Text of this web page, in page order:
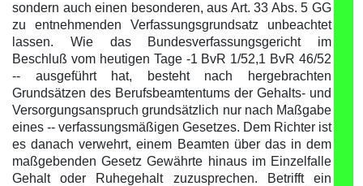
sondern auch einen besonderen, aus Art. 33 Abs. 5 GG
zu entnehmenden Verfassungsgrundsatz unbeachtet
lassen. Wie das Bundesverfassungsgericht im
Beschluß vom heutigen Tage -1 BvR 1/52,1 BvR 46/52
-- ausgeführt hat, besteht nach hergebrachten
Grundsätzen des Berufsbeamtentums der Gehalts- und
Versorgungsanspruch grundsätzlich nur nach Maßgabe
eines -- verfassungsmäßigen Gesetzes. Dem Richter ist
es danach verwehrt, einem Beamten über das in dem
maßgebenden Gesetz Gewährte hinaus im Einzelfalle
Gehalt oder Ruhegehalt zuzusprechen. Betrifft ein